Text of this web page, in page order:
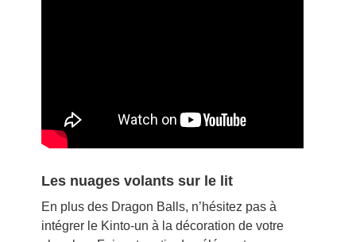
Les nuages volants sur le lit
En plus des Dragon Balls, n’hésitez pas à
intégrer le Kinto-un à la décoration de votre